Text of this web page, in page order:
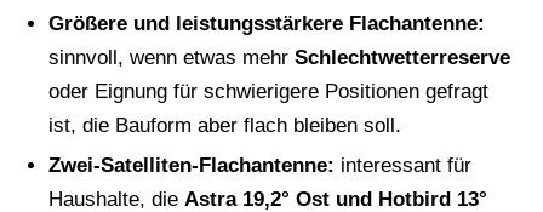
Größere und leistungsstärkere Flachantenne:
sinnvoll, wenn etwas mehr Schlechtwetterreserve
oder Eignung für schwierigere Positionen gefragt
ist, die Bauform aber flach bleiben soll.
Zwei-Satelliten-Flachantenne: interessant für
Haushalte, die Astra 19,2° Ost und Hotbird 13°